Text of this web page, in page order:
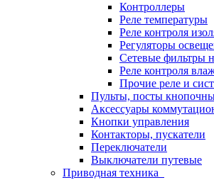
Контроллеры
Реле температуры
Реле контроля
Регуляторы
Сетевые фильтры
Реле контроля
Прочие реле и
Пульты, посты
Аксессуары
Кнопки управления
Контакторы, пускатели
Переключатели
Выключатели путевые
Приводная техника